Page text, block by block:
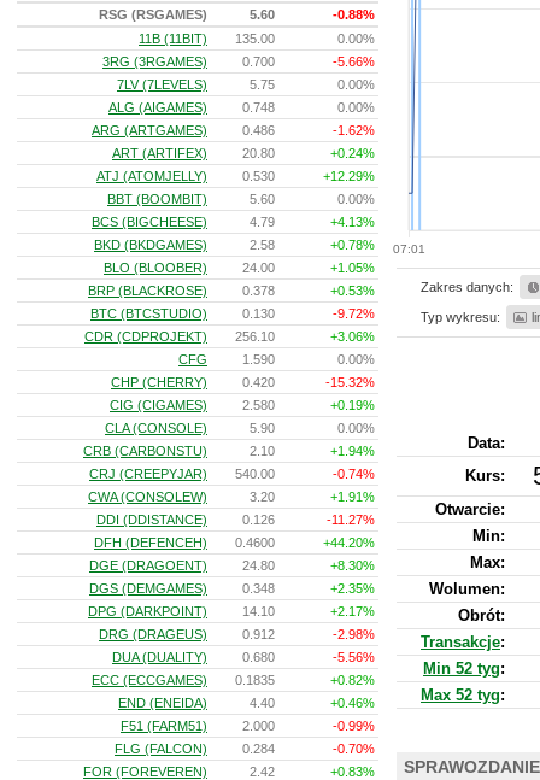
07:01
Zakres danych:
Typ wykresu:
Data:
Kurs:
Otwarcie:
Min:
Max:
Wolumen:
Obrót:
Transakcje:
Min 52 tyg:
Max 52 tyg:
RSG (RSGAMES)
5.60
-0.88%
11B (11BIT)
135.00
0.00%
3RG (3RGAMES)
0.700
-5.66%
7LV (7LEVELS)
5.75
0.00%
ALG (AIGAMES)
0.748
0.00%
ARG (ARTGAMES)
0.486
-1.62%
ART (ARTIFEX)
20.80
+0.24%
ATJ (ATOMJELLY)
0.530
+12.29%
BBT (BOOMBIT)
5.60
0.00%
BCS (BIGCHEESE)
4.79
+4.13%
BKD (BKDGAMES)
2.58
+0.78%
BLO (BLOOBER)
24.00
+1.05%
BRP (BLACKROSE)
0.378
+0.53%
BTC (BTCSTUDIO)
0.130
-9.72%
CDR (CDPROJEKT)
256.10
+3.06%
CFG
1.590
0.00%
CHP (CHERRY)
0.420
-15.32%
CIG (CIGAMES)
2.580
+0.19%
CLA (CONSOLE)
5.90
0.00%
CRB (CARBONSTU)
2.10
+1.94%
CRJ (CREEPYJAR)
540.00
-0.74%
CWA (CONSOLEW)
3.20
+1.91%
DDI (DDISTANCE)
0.126
-11.27%
DFH (DEFENCEH)
0.4600
+44.20%
DGE (DRAGOENT)
24.80
+8.30%
DGS (DEMGAMES)
0.348
+2.35%
DPG (DARKPOINT)
14.10
+2.17%
DRG (DRAGEUS)
0.912
-2.98%
DUA (DUALITY)
0.680
-5.56%
ECC (ECCGAMES)
0.1835
+0.82%
END (ENEIDA)
4.40
+0.46%
F51 (FARM51)
2.000
-0.99%
FLG (FALCON)
0.284
-0.70%
FOR (FOREVEREN)
2.42
+0.83%